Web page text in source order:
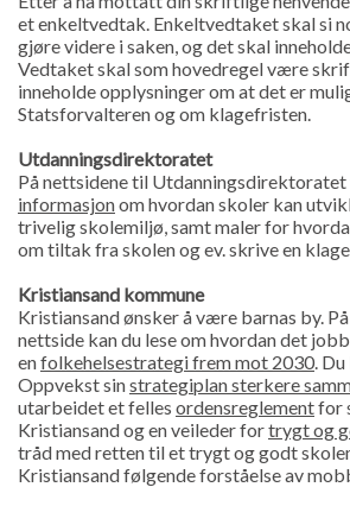
et enkeltvedtak. Enkeltvedtaket skal si
gjøre videre i saken, og det skal
Vedtaket skal som hovedregel være
inneholde opplysninger om at det er
Statsforvalteren og om klagefristen.
Utdanningsdirektoratet
På nettsidene til Utdanningsdirektoratet
informasjonom hvordan skoler kan
trivelig skolemiljø, samt maler for
om tiltak fra skolen og ev. skrive en klage.
Kristiansand kommune
Kristiansand ønsker å være barnas by.
nettside kan du lese om hvordan det
enfolkehelsestrategi frem mot 2030 .
Oppvekst sinstrategiplan sterkere
utarbeidet et felles ordensreglementfor
Kristiansand og en veileder fortrygt og
tråd med retten til et trygt og godt
Kristiansand følgende forståelse av